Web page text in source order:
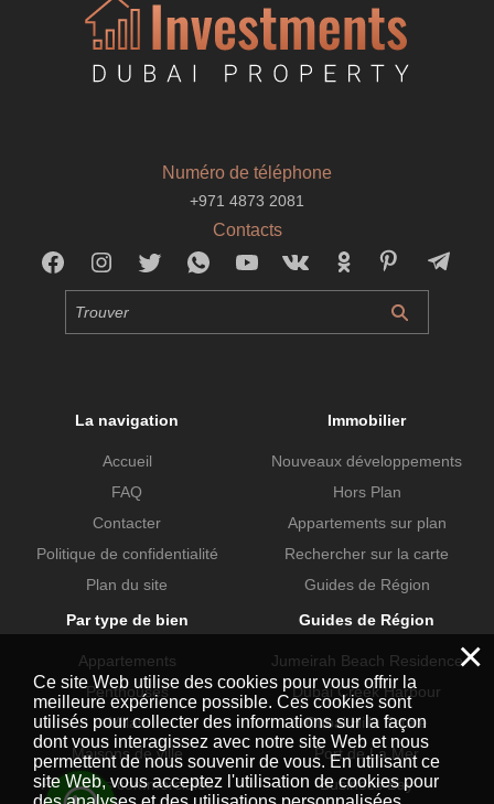
Numéro de téléphone
+971 4873 2081
Contacts
La navigation
Accueil
FAQ
Contacter
Politique de confidentialité
Plan du site
Immobilier
Nouveaux développements
Hors Plan
Appartements sur plan
Rechercher sur la carte
Guides de Région
Par type de bien
Appartements
Penthouses
Villas
Maisons de ville
Propriétés commerciales
Guides de Région
Jumeirah Beach Residence
Dubai Creek Harbour
Dubai Hills Estate
Port de La Mer
Business Bay
×
Ce site Web utilise des cookies pour vous offrir la
meilleure expérience possible. Ces cookies sont
utilisés pour collecter des informations sur la façon
dont vous interagissez avec notre site Web et nous
permettent de nous souvenir de vous. En utilisant ce
site Web, vous acceptez l'utilisation de cookies pour